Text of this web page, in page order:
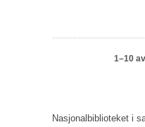
1–10
Nasjonalbiblioteket i